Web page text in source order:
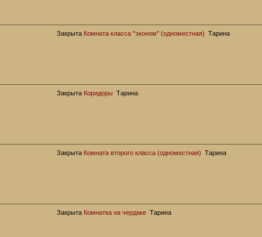
Закрыта Комната класса "эконом" (одноместная) Тарина
Закрыта Коридоры Тарина
Закрыта Комната второго класса (одноместная) Тарина
Закрыта Комнатка на чердаке Тарина